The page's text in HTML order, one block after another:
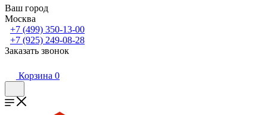
Ваш город
Москва
+7 (499) 350-13-00
+7 (925) 249-08-28
Заказать звонок
Корзина 0